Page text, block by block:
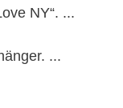
NY“. ...
...